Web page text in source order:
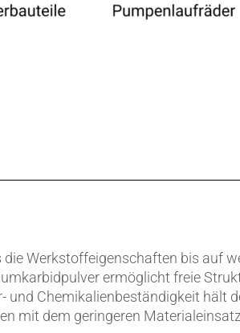
Werkstoffeigenschaften bis auf
ermöglicht freie
und Chemikalienbeständigkeit hält
mit dem geringeren